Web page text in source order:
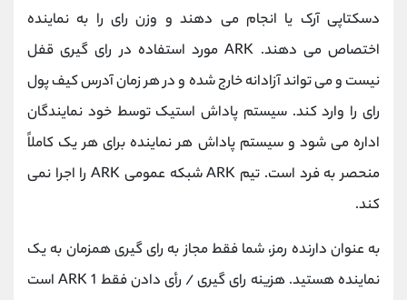
دسکتاپی آرک یا انجام می دهند و وزن رای را به نماینده
اختصاص می دهند. ARK مورد استفاده در رای گیری قفل
نیست و می تواند آزادانه خارج شده و در هر زمان آدرس کیف پول
رای را وارد کند. سیستم پاداش استیک توسط خود نمایندگان
اداره می شود و سیستم پاداش هر نماینده برای هر یک کاملاً
منحصر به فرد است. تیم ARK شبکه عمومی ARK را اجرا نمی
کند.
به عنوان دارنده رمز، شما فقط مجاز به رای گیری همزمان به یک
نماینده هستید. هزینه رای گیری / رأی دادن فقط 1 ARK است